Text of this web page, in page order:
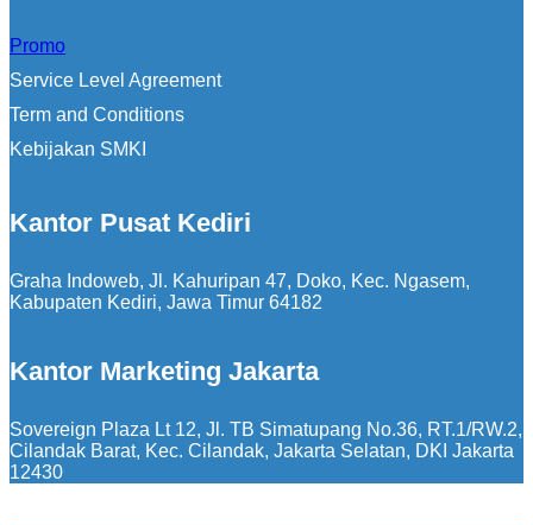
Promo
Service Level Agreement
Term and Conditions
Kebijakan SMKI
Kantor Pusat Kediri
Graha Indoweb, Jl. Kahuripan 47, Doko, Kec. Ngasem,
Kabupaten Kediri, Jawa Timur 64182
Kantor Marketing Jakarta
Sovereign Plaza Lt 12, Jl. TB Simatupang No.36, RT.1/RW.2,
Cilandak Barat, Kec. Cilandak, Jakarta Selatan, DKI Jakarta
12430